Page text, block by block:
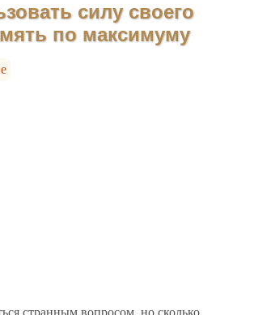
силу своего
по максимуму